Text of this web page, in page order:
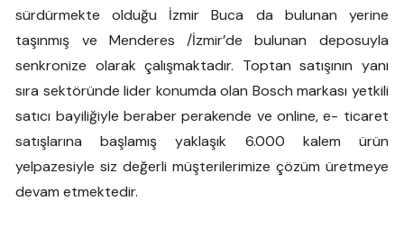
sürdürmekte olduğu İzmir Buca da bulunan yerine
taşınmış ve Menderes /İzmir’de bulunan deposuyla
senkronize olarak çalışmaktadır. Toptan satışının yanı
sıra sektöründe lider konumda olan Bosch markası yetkili
satıcı bayiliğiyle beraber perakende ve online, e- ticaret
satışlarına başlamış yaklaşık 6.000 kalem ürün
yelpazesiyle siz değerli müşterilerimize çözüm üretmeye
devam etmektedir.